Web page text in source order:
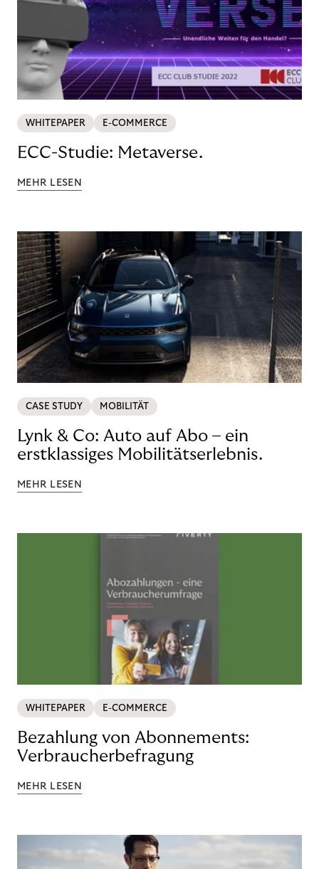
WHITEPAPER E-COMMERCE
ECC-Studie: Metaverse.
MEHR LESEN
CASE STUDY MOBILITÄT
Lynk & Co: Auto auf Abo – ein
erstklassiges Mobilitätserlebnis.
MEHR LESEN
WHITEPAPER E-COMMERCE
Bezahlung von Abonnements:
Verbraucherbefragung
MEHR LESEN